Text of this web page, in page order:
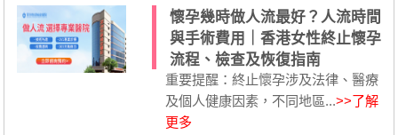
懷孕幾時做人流最好？人流時間
與手術費用｜香港女性終止懷孕
流程、檢查及恢復指南
重要提醒：終止懷孕涉及法律、醫療
及個人健康因素，不同地區...>>了解
更多